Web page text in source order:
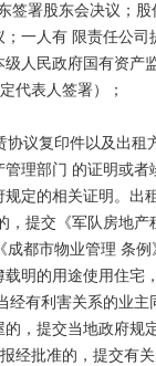
一人有 限责任公司
人民政府国有资产
理部门 的证明或
定的相关证明。出
提交《军队房地产
明的用途使用住宅
有利害关系的业主
，提交当地政府规